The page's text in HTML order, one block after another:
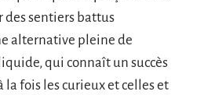
sentiers battus
alternative pleine de
qui connaît un succès
la fois les curieux et celles et